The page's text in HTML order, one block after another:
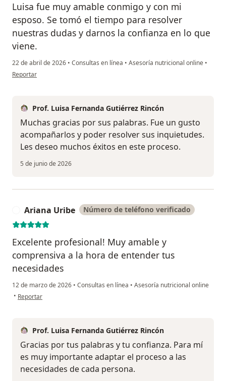
Luisa fue muy amable conmigo y con mi
esposo. Se tomó el tiempo para resolver
nuestras dudas y darnos la confianza en lo que
viene.
22 de abril de 2026 • Consultas en línea • Asesoría nutricional online •
en opinión del usuario Valentina Martínez
Reportar
Prof. Luisa Fernanda Gutiérrez Rincón
Muchas gracias por sus palabras. Fue un gusto
acompañarlos y poder resolver sus inquietudes.
Les deseo muchos éxitos en este proceso.
5 de junio de 2026
Ariana Uribe Número de teléfono verificado
Excelente profesional! Muy amable y
comprensiva a la hora de entender tus
necesidades
12 de marzo de 2026 • Consultas en línea • Asesoría nutricional online
• en opinión del usuario Ariana Uribe
Reportar
Prof. Luisa Fernanda Gutiérrez Rincón
Gracias por tus palabras y tu confianza. Para mí
es muy importante adaptar el proceso a las
necesidades de cada persona.